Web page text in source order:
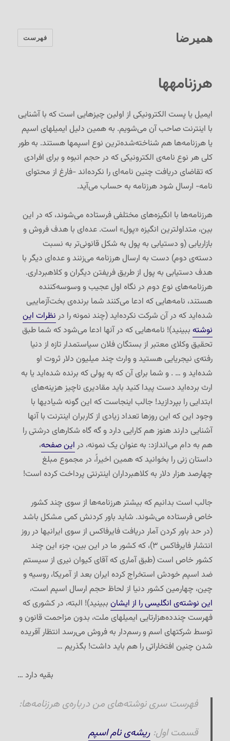
همیرضا فهرست
هرزنامه‏ها
ایمیل یا پست الکترونیکی از اولین چیزهایی است که با آشنایی
با اینترنت صاحب آن می‌شویم. به همین دلیل ایمیلهای اسپم
یا هرزنامه‌ها هم شناخته‌شده‌ترین نوع اسپمها هستند. به طور
کلی هر نوع نامه‌ی الکترونیکی که در حجم انبوه و برای افرادی
که تقاضای دریافت چنین نامه‌ای را نکرده‌اند -فارغ از محتوای
نامه- ارسال شود هرزنامه به حساب می‌آید.
هرزنامه‌ها با انگیزه‌های مختلفی فرستاده می‌شوند، که در این
بین، متداولترین انگیزه «پول» است. عده‌ای با هدف فروش و
بازاریابی (و دستیابی به پول به شکل قانونی‌تر به نسبت
دسته‌ی دوم) دست به ارسال هرزنامه می‌زنند و عده‌ای دیگر با
هدف دستیابی به پول از طریق فریفتن دیگران و کلاهبرداری.
هرزنامه‌های نوع دوم در نگاه اول عجیب و وسوسه‌کننده
هستند، نامه‌هایی که ادعا می‌کنند شما برنده‌ی بخت‌آزماییی
شده‌اید که در آن شرکت نکرده‌اید (چند نمونه را در نظرات این
نوشته ببینید)! نامه‌هایی که در آنها ادعا می‌شود که شما طبق
تحقیق وکلای معتبر از بستگان فلان سیاستمدار تازه از دنیا
رفته‌ی نیجریایی هستید و وارث چند میلیون دلار ثروت او
شده‌اید و … . و شما برای آن که به پولی که برنده شده‌اید یا به
ارث برده‌اید دست پیدا کنید باید مقادیری ناچیز هزینه‌های
ابتدایی را بپردازید! جالب اینجاست که این گونه شیادیها با
وجود این که این روزها تعداد زیادی از کاربران اینترنت با آنها
آشنایی دارند هنوز هم کارایی دارد و گه گاه شکارهای درشتی را
هم به دام می‌اندازد: به عنوان یک نمونه، در این صفحه،
داستان زنی را بخوانید که همین اخیراً، در مجموع مبلغ
چهارصد هزار دلار به کلاهبرداران اینترنتی پرداخت کرده است!
جالب است بدانیم که بیشتر هرزنامه‌ها از سوی چند کشور
خاص فرستاده می‌شوند. شاید باور کردنش کمی مشکل باشد
(در حد باور کردن آمار دریافت فایرفاکس از سوی ایرانیها در روز
انتشار فایرفاکس ۳)، که کشور ما در این بین، جزء این چند
کشور خاص است (طبق آماری که آقای کیوان نیری از سیستم
ضد اسپم خودش استخراج کرده ایران بعد از آمریکا، روسیه و
چین، چهارمین کشور دنیا از لحاظ حجم ارسال اسپم است،
این نوشته‌ی انگلیسی را از ایشان ببینید)! البته، در کشوری که
فهرست چندده‌هزارتایی ایمیلهای ملت، بدون مزاحمت قانون و
توسط شرکتهای اسم و رسم‌دار به فروش می‌رسد انتظار آفریده
شدن چنین افتخاراتی را هم باید داشت! بگذریم …
بقیه دارد …
فهرست سری نوشته‌های من درباره‌ی هرزنامه‌ها:
قسمت اول:ریشه‌ی نام اسپم